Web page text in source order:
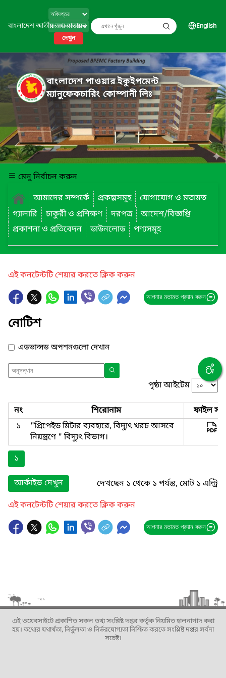
বাংলাদেশ জাতীয় তথ্য বাতায়ন
দেখুন
English
বাংলাদেশ পাওয়ার ইকুইপমেন্ট
ম্যানুফেকচারিং কোম্পানী লিঃ
মেনু নির্বাচন করুন
আমাদের সম্পর্কে
প্রকল্পসমূহ
যোগাযোগ ও মতামত
গ্যালারি
চাকুরী ও প্রশিক্ষণ দরপত্র
আদেশ/বিজ্ঞপ্তি
প্রকাশনা ও প্রতিবেদন
ডাউনলোড পণ্যসমূহ
এই কনটেন্টটি শেয়ার করতে ক্লিক করুন
আপনার মতামত প্রদান করুন
নোটিশ
এডভান্সড অপশনগুলো দেখান
পৃষ্ঠা আইটেম
নং শিরোনাম
ফাইল
১
"প্রিপেইড মিটার ব্যবহারে, বিদ্যুৎ খরচ আসবে
নিয়ন্ত্রণে " বিদ্যুৎ বিভাগ।
১
আর্কাইভ দেখুন
দেখছেন ১ থেকে ১ পর্যন্ত, মোট ১ এন্ট্রি
এই কনটেন্টটি শেয়ার করতে ক্লিক করুন
আপনার মতামত প্রদান করুন
এই ওয়েবসাইটে প্রকাশিত সকল তথ্য সংশ্লিষ্ট দপ্তর কর্তৃক নিয়মিত হালনাগাদ করা
হয়। তথ্যের যথার্থতা, নির্ভুলতা ও নির্ভরযোগ্যতা নিশ্চিত করতে সংশ্লিষ্ট দপ্তর সর্বদা
সচেষ্ট।